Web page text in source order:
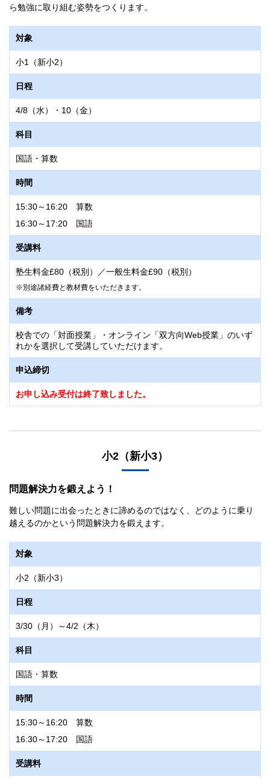
ら勉強に取り組む姿勢をつくります。
対象
小1（新小2）
日程
4/8（水）・10（金）
科目
国語・算数
時間
15:30～16:20 算数
16:30～17:20 国語
受講料
塾生料金£80（税別）／一般生料金£90（税別）
別途諸経費と教材費をいただきます。
備考
校舎での「対面授業」・オンライン「双方向Web授業」のいず
れかを選択して受講していただけます。
申込締切
お申し込み受付は終了致しました。
小2（新小3）
問題解決力を鍛えよう！
難しい問題に出会ったときに諦めるのではなく、どのように乗り
越えるのかという問題解決力を鍛えます。
対象
小2（新小3）
日程
3/30（月）～4/2（木）
科目
国語・算数
時間
15:30～16:20 算数
16:30～17:20 国語
受講料